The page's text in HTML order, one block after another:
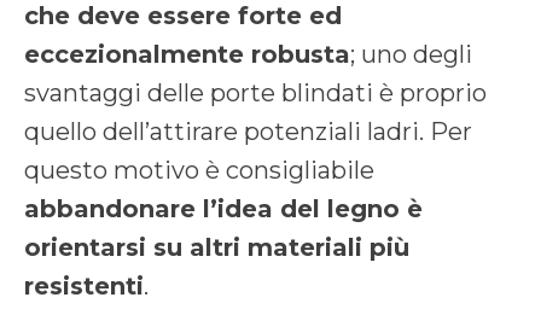
che deve essere forte ed
eccezionalmente robusta; uno degli
svantaggi delle porte blindati è proprio
quello dell’attirare potenziali ladri. Per
questo motivo è consigliabile
abbandonare l’idea del legno è
orientarsi su altri materiali più
resistenti.